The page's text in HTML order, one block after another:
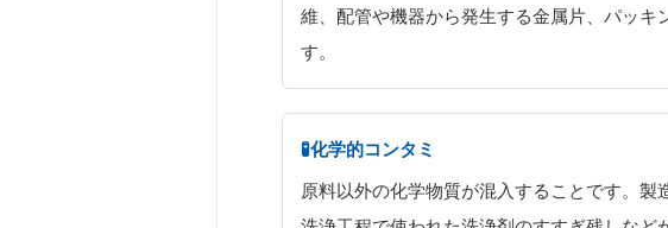
維、配管や機器から発生する金属片、パッキ
す。
🧪化学的コンタミ
原料以外の化学物質が混入することです。